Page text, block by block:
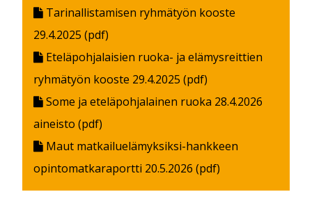
Tarinallistamisen ryhmätyön kooste
29.4.2025 (pdf)
Eteläpohjalaisien ruoka- ja elämysreittien
ryhmätyön kooste 29.4.2025 (pdf)
Some ja eteläpohjalainen ruoka 28.4.2026
aineisto (pdf)
Maut matkailuelämyksiksi-hankkeen
opintomatkaraportti 20.5.2026 (pdf)